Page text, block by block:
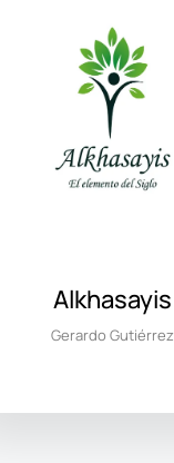
Alkhasayis
Gerardo Gutiérrez